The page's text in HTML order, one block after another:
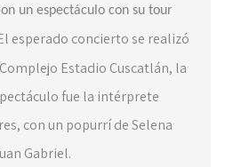
un espectáculo con su tour
esperado concierto se realizó
Estadio Cuscatlán, la
fue la intérprete
con un popurrí de Selena
Gabriel.